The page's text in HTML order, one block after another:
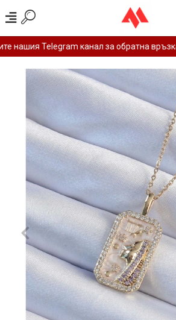
нашия Telegram канал за обратна връзка.